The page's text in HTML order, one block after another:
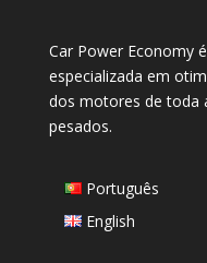
Car Power Economy
especializada em
dos motores de toda
pesados.
Português
English